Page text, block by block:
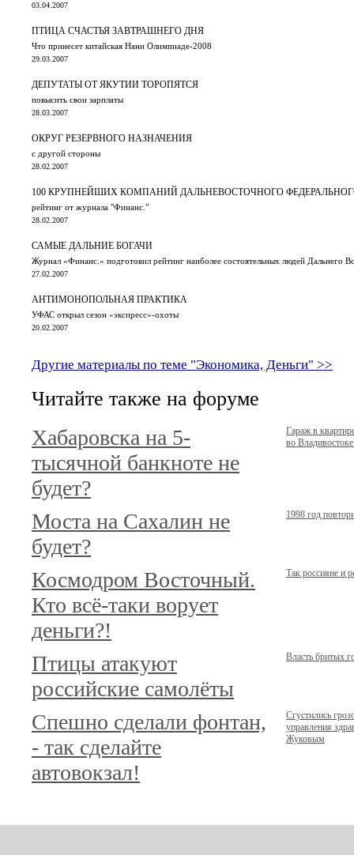
03.04.2007
ПТИЦА СЧАСТЬЯ ЗАВТРАШНЕГО ДНЯ
Что принесет китайская Нани Олимпиаде-2008
29.03.2007
ДЕПУТАТЫ ОТ ЯКУТИИ ТОРОПЯТСЯ
повысить свои зарплаты
28.03.2007
ОКРУГ РЕЗЕРВНОГО НАЗНАЧЕНИЯ
с другой стороны
28.02.2007
100 КРУПНЕЙШИХ КОМПАНИЙ ДАЛЬНЕВОСТОЧНОГО
рейтинг от журнала "Финанс."
28.02.2007
САМЫЕ ДАЛЬНИЕ БОГАЧИ
Журнал «Финанс.» подготовил рейтинг наиболее состоятельных людей Дальнего
27.02.2007
АНТИМОНОПОЛЬНАЯ ПРАКТИКА
УФАС открыл сезон «экспресс»-охоты
20.02.2007
Другие материалы по теме "Экономика, Деньги" >>
Читайте также на форуме
Хабаровска на 5-
тысячной банкноте не
будет?
Гараж в
во
Моста на Сахалин не
будет?
1998 год
Космодром Восточный.
Кто всё-таки ворует
деньги?!
Так россияне и
Птицы атакуют
российские самолёты
Власть бритых
Спешно сделали фонтан,
- так сделайте
автовокзал!
Сгустились
управления
Жуковым